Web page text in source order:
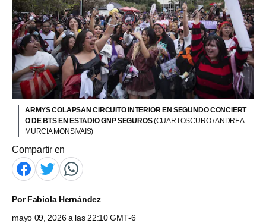
ARMYS COLAPSAN CIRCUITO INTERIOR EN SEGUNDO CONCIERT
O DE BTS EN ESTADIO GNP SEGUROS(CUARTOSCURO / ANDREA
MURCIA MONSIVAIS)
Compartir en
PorFabiola Hernández
mayo 09, 2026 a las 22:10 GMT-6